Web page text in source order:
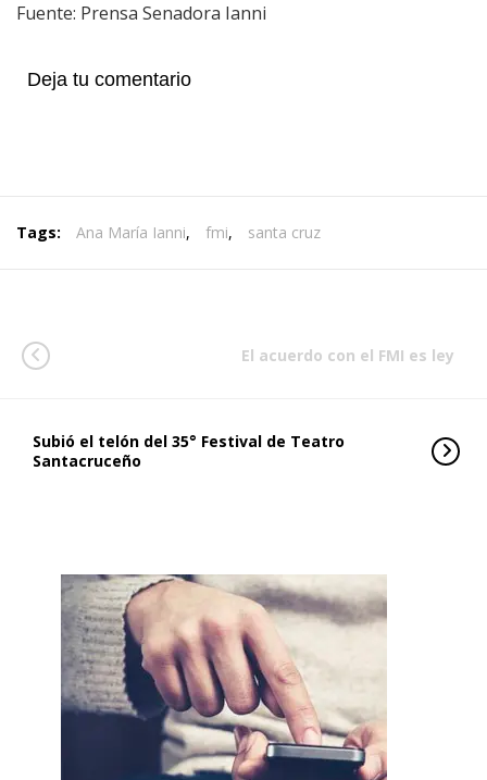
Fuente: Prensa Senadora Ianni
Deja tu comentario
Tags: Ana María Ianni, fmi, santa cruz
El acuerdo con el FMI es ley
Subió el telón del 35° Festival de Teatro
Santacruceño